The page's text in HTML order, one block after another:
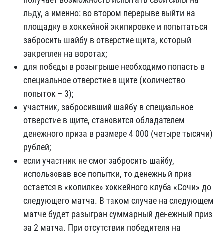
льду, а именно: во втором перерыве выйти на
площадку в хоккейной экипировке и попытаться
забросить шайбу в отверстие щита, который
закреплен на воротах;
для победы в розыгрыше необходимо попасть в
специальное отверстие в щите (количество
попыток – 3);
участник, забросивший шайбу в специальное
отверстие в щите, становится обладателем
денежного приза в размере 4 000 (четыре тысячи)
рублей;
если участник не смог забросить шайбу,
использовав все попытки, то денежный приз
остается в «копилке» хоккейного клуба «Сочи» до
следующего матча. В таком случае на следующем
матче будет разыгран суммарный денежный приз
за 2 матча. При отсутствии победителя на